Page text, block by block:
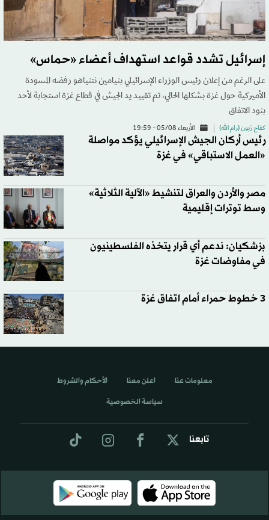
إسرائيل تشدد قواعد استهداف أعضاء «حماس»
على الرغم من إعلان رئيس الوزراء الإسرائيلي بنيامين نتنياهو رفضه المسودة
الأميركية حول غزة بشكلها الحالي، تم تقييد يد الجيش في قطاع غزة استجابة لأحد
بنود الاتفاق
كفاح زبون (رام الله) الأربعاء 05/08 - 19:59
رئيس أركان الجيش الإسرائيلي يؤكد مواصلة
«العمل الاستباقي» في غزة
مصر والأردن والعراق لتنشيط «الآلية الثلاثية»
وسط توترات إقليمية
بزشكيان: ندعم أي قرار يتخذه الفلسطينيون
في مفاوضات غزة
3 خطوط حمراء أمام اتفاق غزة
تابعنا
معلومات عنا اعلن معنا الأحكام والشروط
سياسة الخصوصية